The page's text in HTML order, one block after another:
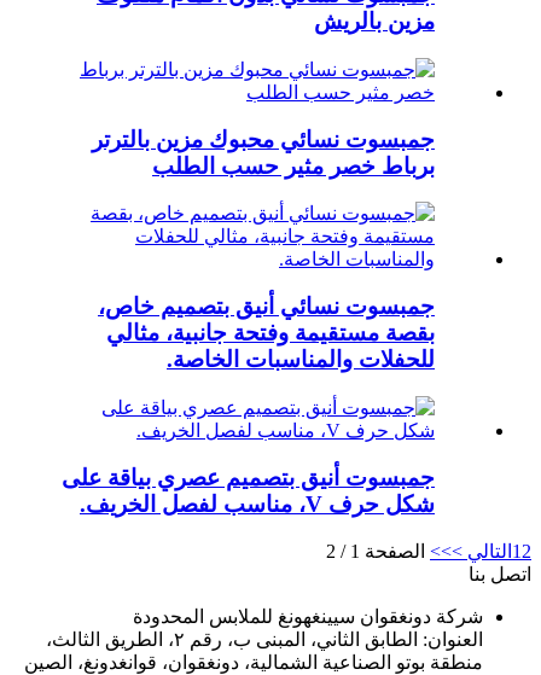
مزين بالريش
جمبسوت نسائي محبوك مزين بالترتر
برباط خصر مثير حسب الطلب
جمبسوت نسائي أنيق بتصميم خاص،
بقصة مستقيمة وفتحة جانبية، مثالي
للحفلات والمناسبات الخاصة.
جمبسوت أنيق بتصميم عصري بياقة على
شكل حرف V، مناسب لفصل الخريف.
1 2 التالي >>> الصفحة 1 / 2
اتصل بنا
شركة دونغقوان سيينغهونغ للملابس المحدودة
العنوان: الطابق الثاني، المبنى ب، رقم ٢، الطريق الثالث،
منطقة بوتو الصناعية الشمالية، دونغقوان، قوانغدونغ، الصين